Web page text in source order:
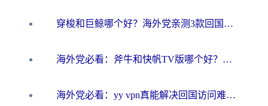
穿梭和巨鲸哪个好？海外党亲测3款回国加速器，教你避开90%的坑
海外党必看：斧牛和快帆TV版哪个好？3分钟选对回国加速器，无缝刷B站、追热剧
海外党必看：yy vpn真能解决回国访问难题？附云极initap测评+免费方案对比